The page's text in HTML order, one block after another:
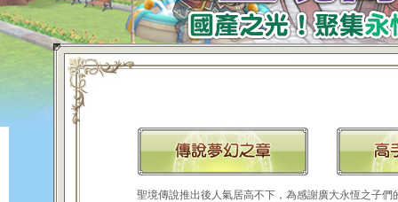
聖境傳說推出後人氣居高不下，為感謝廣大永恆之子